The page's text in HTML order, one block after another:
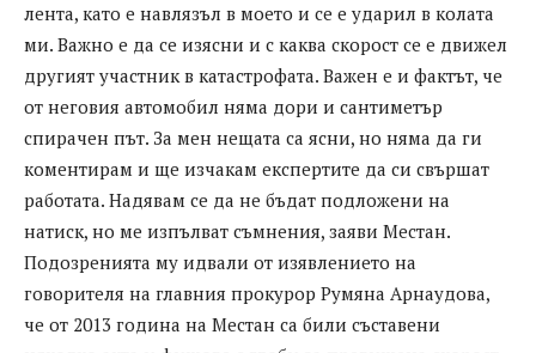
лента, като е навлязъл в моето и се е ударил в колата
ми. Важно е да се изясни и с каква скорост се е движел
другият участник в катастрофата. Важен е и фактът, че
от неговия автомобил няма дори и сантиметър
спирачен път. За мен нещата са ясни, но няма да ги
коментирам и ще изчакам експертите да си свършат
работата. Надявам се да не бъдат подложени на
натиск, но ме изпълват съмнения, заяви Местан.
Подозренията му идвали от изявлението на
говорителя на главния прокурор Румяна Арнаудова,
че от 2013 година на Местан са били съставени